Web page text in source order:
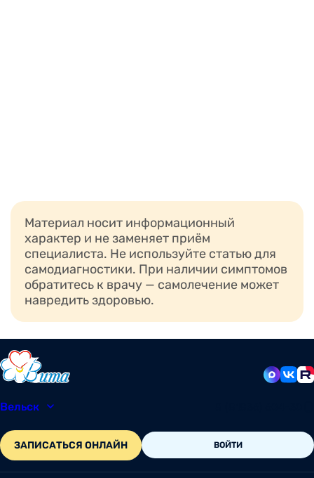
Материал носит информационный
характер и не заменяет приём
специалиста. Не используйте статью для
самодиагностики. При наличии симптомов
обратитесь к врачу — самолечение может
навредить здоровью.
Вельск
ЗАПИСАТЬСЯ ОНЛАЙН ВОЙТИ